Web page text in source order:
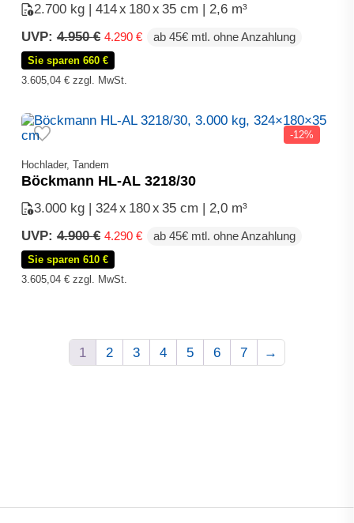
2.700 kg | 414x180x35 cm | 2,6 m³
UVP: 4.950€ Ursprünglicher
Preis
war:
4.950 €
4.290 €
Aktueller
ab 45€ mtl. ohne Anzahlung
Sie sparen 660 €
3.605,04 €zzgl. MwSt.
-12%
Hochlader, Tandem
Böckmann HL-AL 3218/30
3.000 kg | 324x180x35 cm | 2,0 m³
UVP: 4.900€ Ursprünglicher
Preis
war:
4.900 €
4.290 €
Aktueller
ab 45€ mtl. ohne Anzahlung
Sie sparen 610 €
3.605,04 €zzgl. MwSt.
1 2 3 4 5 6 7 →